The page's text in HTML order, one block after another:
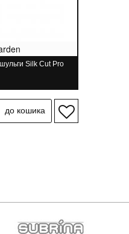
Silk Cut Pro